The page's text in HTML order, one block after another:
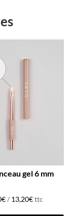
gel 6 mm
€/ 13,20€ttc